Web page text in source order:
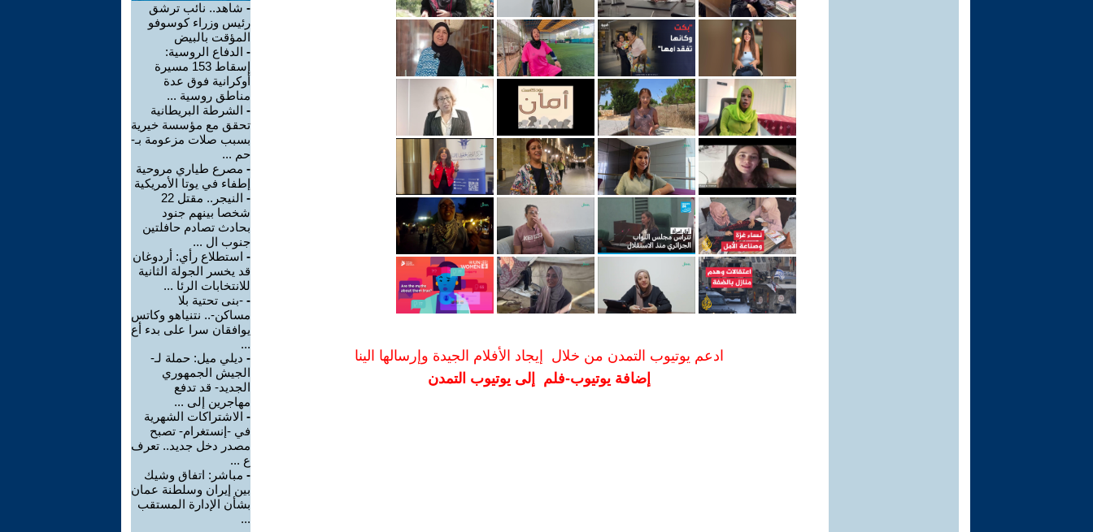
ادعم يوتيوب التمدن من خلال إيجاد الأفلام الجيدة وإرسالها الينا
إضافة يوتيوب-فلم إلى يوتيوب التمدن
- شاهد.. نائب ترشق
رئيس وزراء كوسوفو
المؤقت بالبيض
- الدفاع الروسية:
إسقاط 153 مسيرة
أوكرانية فوق عدة
مناطق روسية ...
- الشرطة البريطانية
تحقق مع مؤسسة خيرية
بسبب صلات مزعومة بـ-
حم ...
- مصرع طياري مروحية
إطفاء في يوتا الأمريكية
-
النيجر.. مقتل 22
شخصا بينهم جنود
بحادث تصادم حافلتين
جنوب ال ...
- استطلاع رأي: أردوغان
قد يخسر الجولة الثانية
للانتخابات الرئا ...
- -بنى تحتية بلا
مساكن-.. نتنياهو وكاتس
يوافقان سرا على بدء أع
...
- ديلي ميل: حملة لـ-
الجيش الجمهوري
الجديد- قد تدفع
مهاجرين إلى ...
- الاشتراكات الشهرية
في -إنستغرام- تصبح
مصدر دخل جديد.. تعرف
ع ...
- مباشر: اتفاق وشيك
بين إيران وسلطنة عمان
بشأن الإدارة المستقب
...